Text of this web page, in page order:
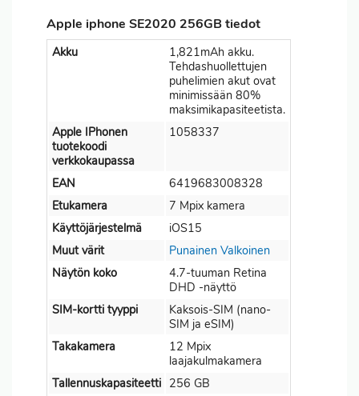
Apple iphone SE2020 256GB tiedot
Akku
1,821mAh akku.
Tehdashuollettujen
puhelimien akut ovat
minimissään 80%
maksimikapasiteetista.
Apple IPhonen
tuotekoodi
verkkokaupassa
1058337
EAN
6419683008328
Etukamera
7 Mpix kamera
Käyttöjärjestelmä
iOS15
Muut värit
Punainen Valkoinen
Näytön koko
4.7-tuuman Retina
DHD -näyttö
SIM-kortti tyyppi
Kaksois-SIM (nano-
SIM ja eSIM)
Takakamera
12 Mpix
laajakulmakamera
Tallennuskapasiteetti 256 GB